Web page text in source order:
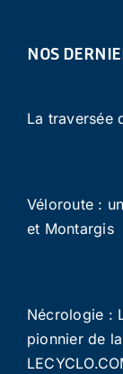
NOS
La traversée
Véloroute :
et Montargis
Nécrologie :
pionnier de